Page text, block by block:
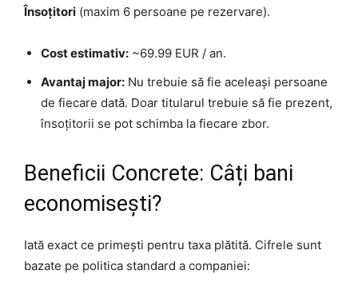
Însoțitori (maxim 6 persoane pe rezervare).
Cost estimativ: ~69.99 EUR / an.
Avantaj major: Nu trebuie să fie aceleași persoane
de fiecare dată. Doar titularul trebuie să fie prezent,
însoțitorii se pot schimba la fiecare zbor.
Beneficii Concrete: Câți bani
economisești?
Iată exact ce primești pentru taxa plătită. Cifrele sunt
bazate pe politica standard a companiei: